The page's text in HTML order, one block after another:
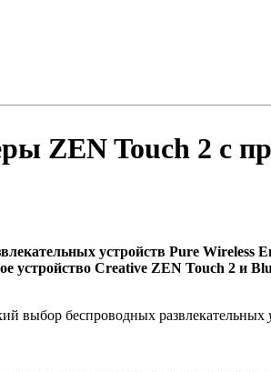
ZEN Touch 2 с
устройств Pure Wireless
устройство Creative ZEN Touch 2 и
выбор беспроводных развлекательных